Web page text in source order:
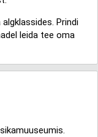
Prindi
leida tee oma